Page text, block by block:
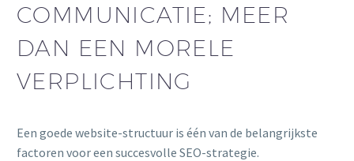
COMMUNICATIE; MEER
DAN EEN MORELE
VERPLICHTING
Een goede website-structuur is één van de belangrijkste
factoren voor een succesvolle SEO-strategie.